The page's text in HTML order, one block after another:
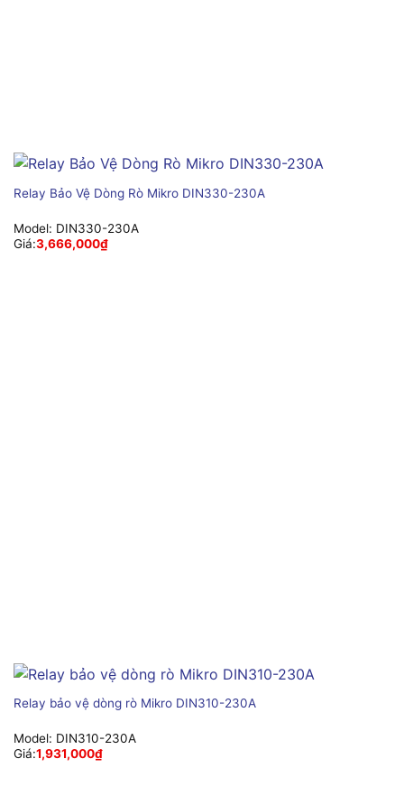
Relay Bảo Vệ Dòng Rò Mikro DIN330-230A
Model: DIN330-230A
Giá:3,666,000₫
Relay bảo vệ dòng rò Mikro DIN310-230A
Model: DIN310-230A
Giá:1,931,000₫